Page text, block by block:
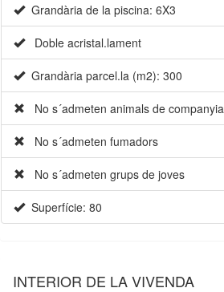
Grandària de la piscina: 6X3
Doble acristal.lament
Grandària parcel.la (m2): 300
No s´admeten animals de companyia
No s´admeten fumadors
No s´admeten grups de joves
Superfície: 80
INTERIOR DE LA VIVENDA